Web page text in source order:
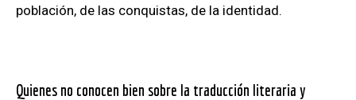
población, de las conquistas, de la identidad.
Quienes no conocen bien sobre la traducción literaria y